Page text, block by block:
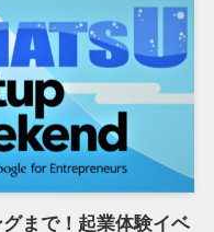
まで！起業体験イベ